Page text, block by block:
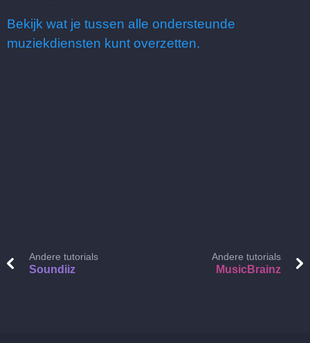
Bekijk wat je tussen alle ondersteunde
muziekdiensten kunt overzetten.
Andere tutorials
Soundiiz
Andere tutorials
MusicBrainz